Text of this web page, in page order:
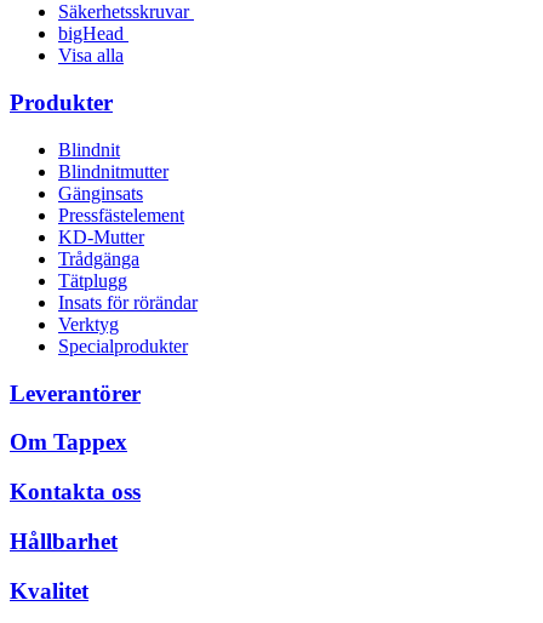
Säkerhetsskruvar
bigHead
Visa alla
Produkter
Blindnit
Blindnitmutter
Gänginsats
Pressfästelement
KD-Mutter
Trådgänga
Tätplugg
Insats för rörändar
Verktyg
Specialprodukter
Leverantörer
Om Tappex
Kontakta oss
Hållbarhet
Kvalitet